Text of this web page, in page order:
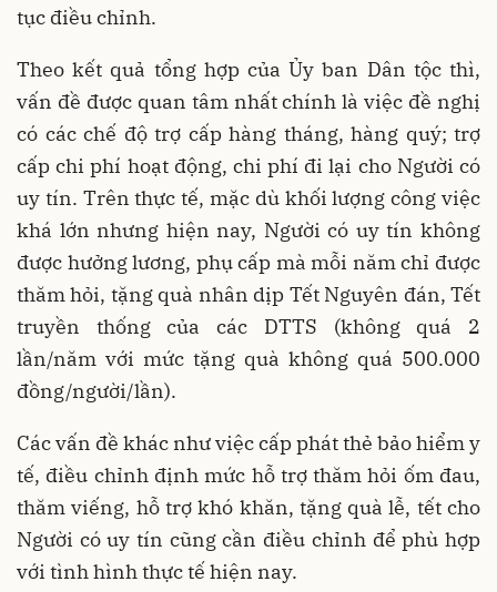
tục điều chỉnh.
Theo kết quả tổng hợp của Ủy ban Dân tộc thì,
vấn đề được quan tâm nhất chính là việc đề nghị
có các chế độ trợ cấp hàng tháng, hàng quý; trợ
cấp chi phí hoạt động, chi phí đi lại cho Người có
uy tín. Trên thực tế, mặc dù khối lượng công việc
khá lớn nhưng hiện nay, Người có uy tín không
được hưởng lương, phụ cấp mà mỗi năm chỉ được
thăm hỏi, tặng quà nhân dịp Tết Nguyên đán, Tết
truyền thống của các DTTS (không quá 2
lần/năm với mức tặng quà không quá 500.000
đồng/người/lần).
Các vấn đề khác như việc cấp phát thẻ bảo hiểm y
tế, điều chỉnh định mức hỗ trợ thăm hỏi ốm đau,
thăm viếng, hỗ trợ khó khăn, tặng quà lễ, tết cho
Người có uy tín cũng cần điều chỉnh để phù hợp
với tình hình thực tế hiện nay.